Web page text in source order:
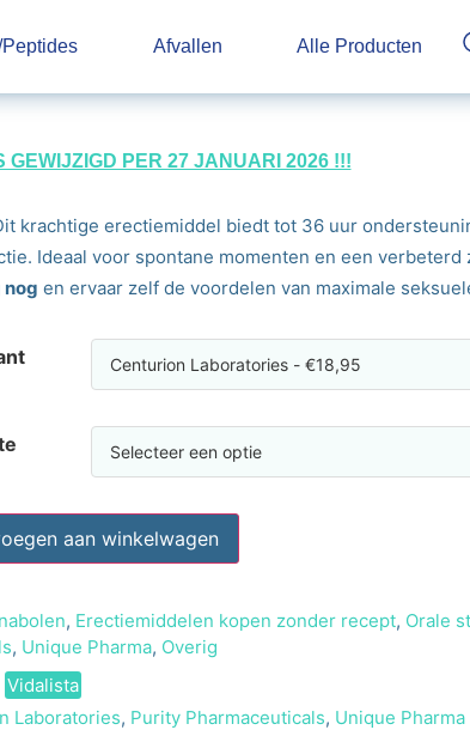
Peptides Afvallen Alle Producten
PER 27 JANUARI 2026 !!!
krachtige erectiemiddel biedt tot 36 uur
Ideaal voor spontane momenten en een
nog en ervaar zelf de voordelen van maximale
aan winkelwagen
, Erectiemiddelen kopen zonder recept, Orale
, Unique Pharma, Overig
Vidalista
Laboratories, Purity Pharmaceuticals, Unique Pharma